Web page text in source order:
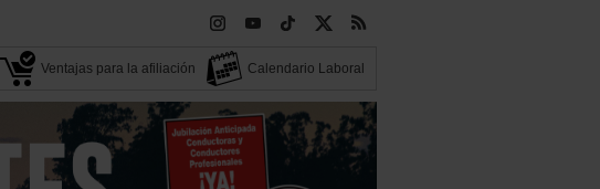
Ventajas para la afiliación Calendario Laboral